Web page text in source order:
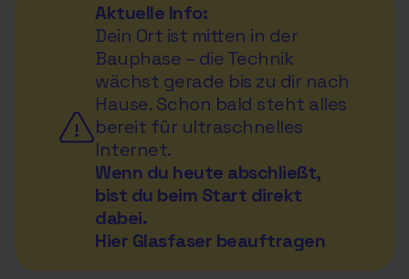
Aktuelle Info:
Dein Ort ist mitten in der
Bauphase – die Technik
wächst gerade bis zu dir nach
Hause. Schon bald steht alles
bereit für ultraschnelles
Internet.
Wenn du heute abschließt,
bist du beim Start direkt
dabei.
Hier Glasfaser beauftragen